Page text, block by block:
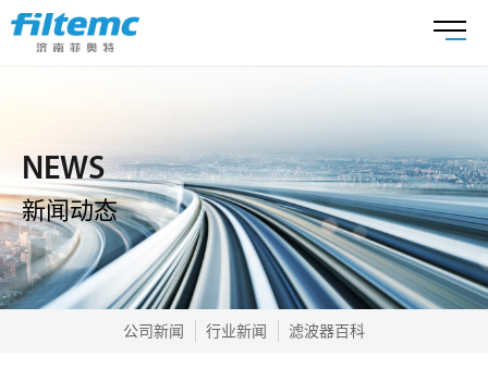
NEWS
新闻动态
公司新闻 行业新闻 滤波器百科